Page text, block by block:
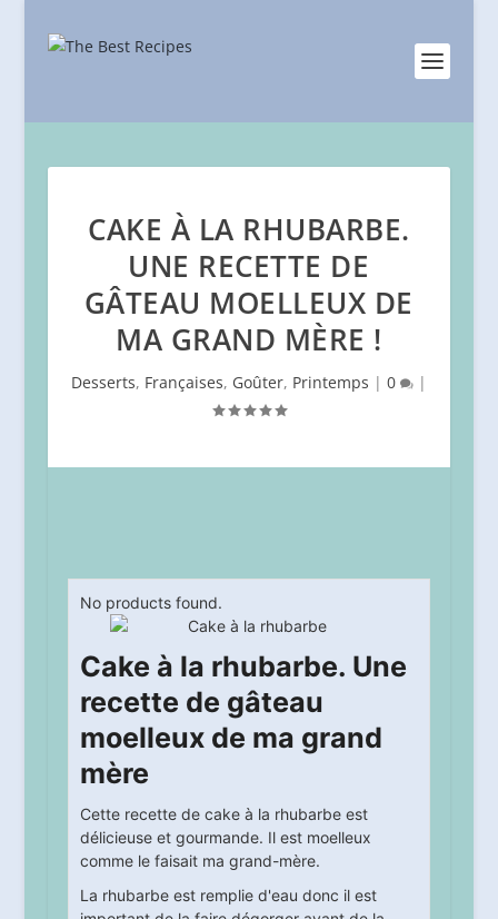
CAKE À LA RHUBARBE.
UNE RECETTE DE
GÂTEAU MOELLEUX DE
MA GRAND MÈRE !
Desserts, Françaises, Goûter, Printemps | 0 |
No products found.
Cake à la rhubarbe. Une
recette de gâteau
moelleux de ma grand
mère
Cette recette de cake à la rhubarbe est
délicieuse et gourmande. Il est moelleux
comme le faisait ma grand-mère.
La rhubarbe est remplie d'eau donc il est